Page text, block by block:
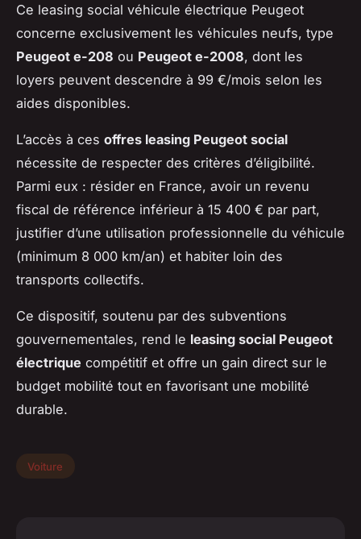
Ce leasing social véhicule électrique Peugeot
concerne exclusivement les véhicules neufs, type
Peugeot e-208 ou Peugeot e-2008, dont les
loyers peuvent descendre à 99 €/mois selon les
aides disponibles.
L’accès à ces offres leasing Peugeot social
nécessite de respecter des critères d’éligibilité.
Parmi eux : résider en France, avoir un revenu
fiscal de référence inférieur à 15 400 € par part,
justifier d’une utilisation professionnelle du véhicule
(minimum 8 000 km/an) et habiter loin des
transports collectifs.
Ce dispositif, soutenu par des subventions
gouvernementales, rend le leasing social Peugeot
électrique compétitif et offre un gain direct sur le
budget mobilité tout en favorisant une mobilité
durable.
Voiture